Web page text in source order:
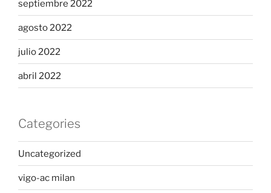
septiembre 2022
agosto 2022
julio 2022
abril 2022
Categories
Uncategorized
vigo-ac milan